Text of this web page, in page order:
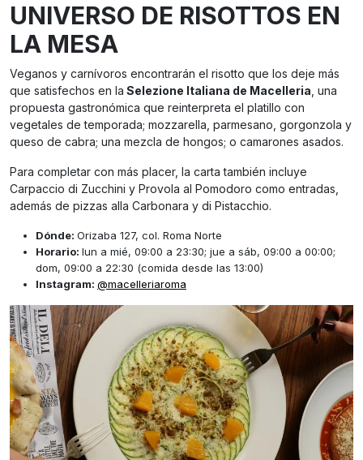
UNIVERSO DE RISOTTOS EN
LA MESA
Veganos y carnívoros encontrarán el risotto que los deje más
que satisfechos en la Selezione Italiana de Macelleria , una
propuesta gastronómica que reinterpreta el platillo con
vegetales de temporada; mozzarella, parmesano, gorgonzola y
queso de cabra; una mezcla de hongos; o camarones asados.
Para completar con más placer, la carta también incluye
Carpaccio di Zucchini y Provola al Pomodoro como entradas,
además de pizzas alla Carbonara y di Pistacchio.
Dónde: Orizaba 127, col. Roma Norte
Horario: lun a mié, 09:00 a 23:30; jue a sáb, 09:00 a 00:00;
dom, 09:00 a 22:30 (comida desde las 13:00)
Instagram: @macelleriaroma